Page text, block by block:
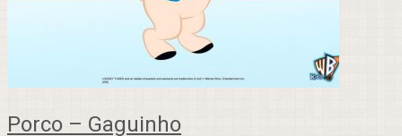
Porco – Gaguinho